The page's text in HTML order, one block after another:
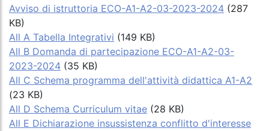
Avviso di istruttoria ECO-A1-A2-03-2023-2024 (287
KB)
All A Tabella Integrativi (149 KB)
All B Domanda di partecipazione ECO-A1-A2-03-
2023-2024 (35 KB)
All C Schema programma dell'attività didattica A1-A2
(23 KB)
All D Schema Curriculum vitae (28 KB)
All E Dichiarazione insussistenza conflitto d'interesse